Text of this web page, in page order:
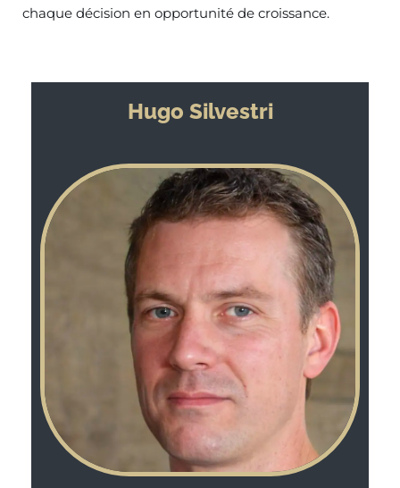
chaque décision en opportunité de croissance.
Hugo Silvestri